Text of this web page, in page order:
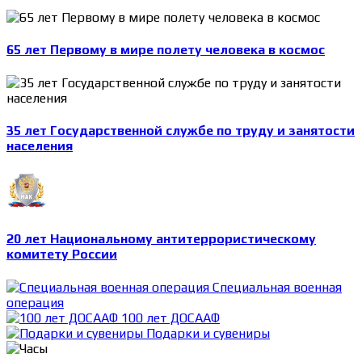
65 лет Первому в мире полету человека в космос
35 лет Государственной службе по труду и занятости
населения
20 лет Национальному антитеррористическому
комитету России
Специальная военная
операция
100 лет ДОСААФ
Подарки и сувениры